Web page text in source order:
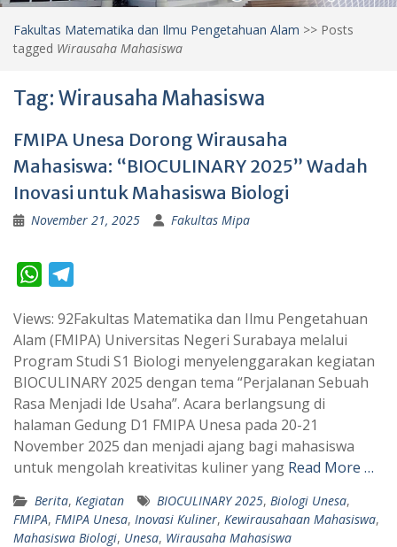
Fakultas Matematika dan Ilmu Pengetahuan Alam >> Posts
tagged Wirausaha Mahasiswa
Tag: Wirausaha Mahasiswa
FMIPA Unesa Dorong Wirausaha
Mahasiswa: “BIOCULINARY 2025” Wadah
Inovasi untuk Mahasiswa Biologi
November 21, 2025 Fakultas Mipa
W
a
t
s
A
p
p
l
e
g
r
a
m
Views: 92Fakultas Matematika dan Ilmu Pengetahuan
Alam (FMIPA) Universitas Negeri Surabaya melalui
Program Studi S1 Biologi menyelenggarakan kegiatan
BIOCULINARY 2025 dengan tema “Perjalanan Sebuah
Rasa Menjadi Ide Usaha”. Acara berlangsung di
halaman Gedung D1 FMIPA Unesa pada 20-21
November 2025 dan menjadi ajang bagi mahasiswa
untuk mengolah kreativitas kuliner yang Read More …
Berita, Kegiatan BIOCULINARY 2025, Biologi Unesa,
FMIPA, FMIPA Unesa, Inovasi Kuliner, Kewirausahaan Mahasiswa,
Mahasiswa Biologi, Unesa, Wirausaha Mahasiswa